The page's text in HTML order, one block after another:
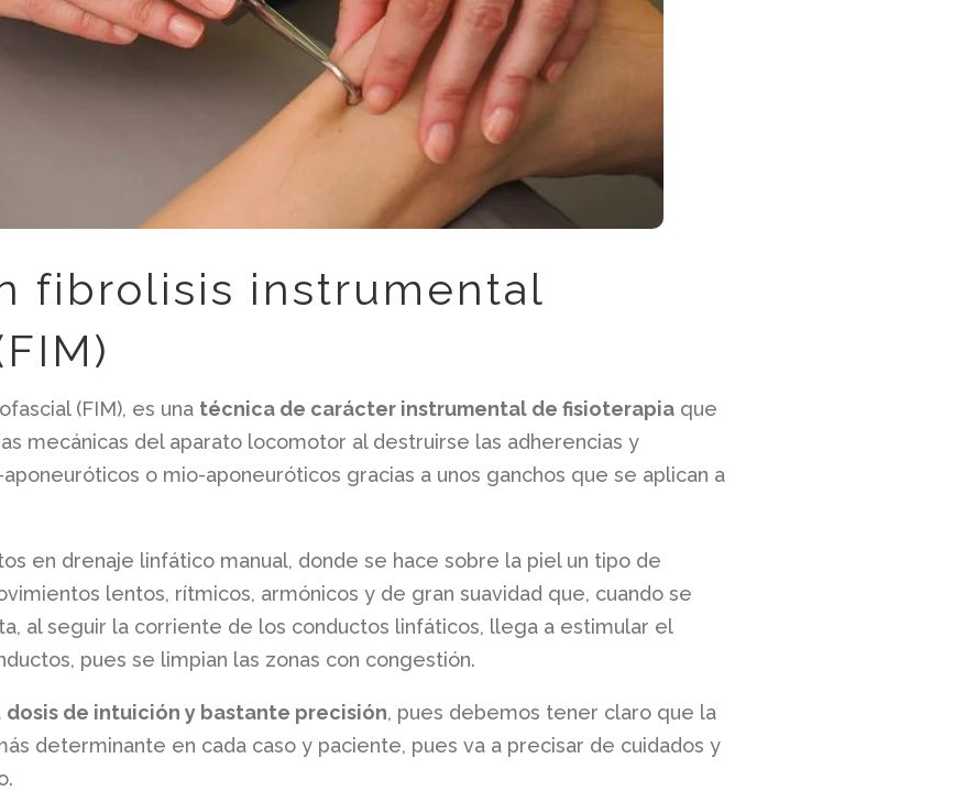
fibrolisis instrumental
(FIM), es una técnica de carácter instrumental de fisioterapia que
mecánicas del aparato locomotor al destruirse las adherencias y
o mio-aponeuróticos gracias a unos ganchos que se aplican a
en drenaje linfático manual, donde se hace sobre la piel un tipo de
lentos, rítmicos, armónicos y de gran suavidad que, cuando se
al seguir la corriente de los conductos linfáticos, llega a estimular el
pues se limpian las zonas con congestión.
dosis de intuición y bastante precisión, pues debemos tener claro que la
determinante en cada caso y paciente, pues va a precisar de cuidados y